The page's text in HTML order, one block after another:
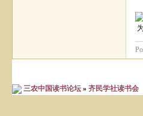
三农中国读书论坛 » 齐民学社读书会